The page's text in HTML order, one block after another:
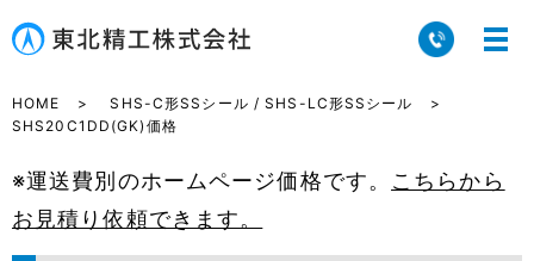
HOME
SHS-C形SSシール / SHS-LC形SSシール
SHS20C1DD(GK)価格
※運送費別のホームページ価格です。 こちらから
お見積り依頼できます。